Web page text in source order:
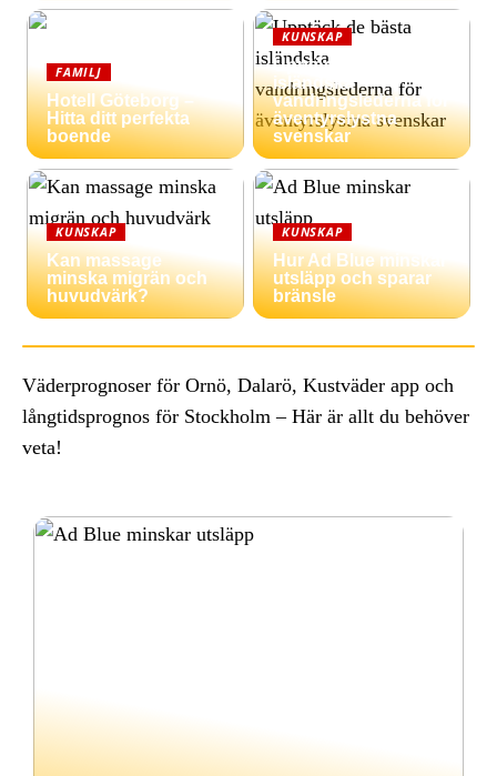
FAMILJ
Hotell Göteborg –
Hitta ditt perfekta
boende
KUNSKAP
Upptäck de bästa
isländska
vandringslederna för
äventyrslystna
svenskar
KUNSKAP
Kan massage
minska migrän och
huvudvärk?
KUNSKAP
Hur Ad Blue minskar
utsläpp och sparar
bränsle
Väderprognoser för Ornö, Dalarö, Kustväder app och
långtidsprognos för Stockholm – Här är allt du behöver
veta!